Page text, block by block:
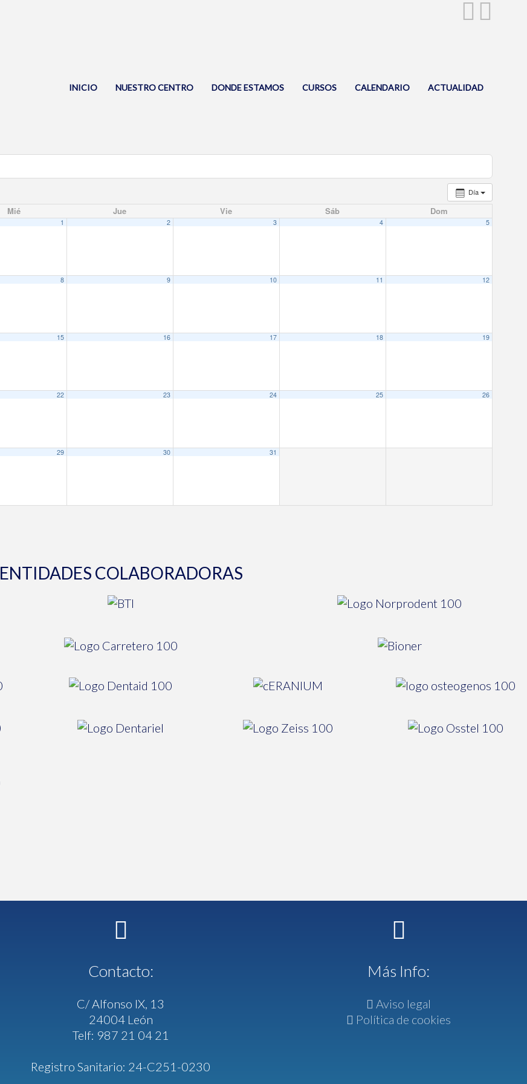
INICIO NUESTRO CENTRO DONDE ESTAMOS CURSOS CALENDARIO ACTUALIDAD
Día
Mié Jue Vie Sáb Dom
1 2 3 4 5
8 9 10 11 12
15 16 17 18 19
22 23 24 25 26
29 30 31
ENTIDADES COLABORADORAS
Contacto:
C/ Alfonso IX, 13
24004 León
Telf: 987 21 04 21
Registro Sanitario: 24-C251-0230
Más Info:
Aviso legal
Política de cookies